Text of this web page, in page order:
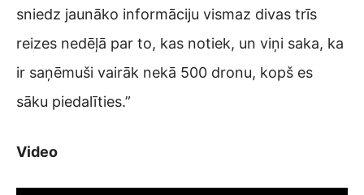
sniedz jaunāko informāciju vismaz divas trīs
reizes nedēļā par to, kas notiek, un viņi saka, ka
ir saņēmuši vairāk nekā 500 dronu, kopš es
sāku piedalīties.”
Video